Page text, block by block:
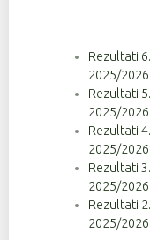
Rezultati
2025/2026
Rezultati
2025/2026
Rezultati
2025/
Rezultati
2025/2026
Rezultati
2025/2026